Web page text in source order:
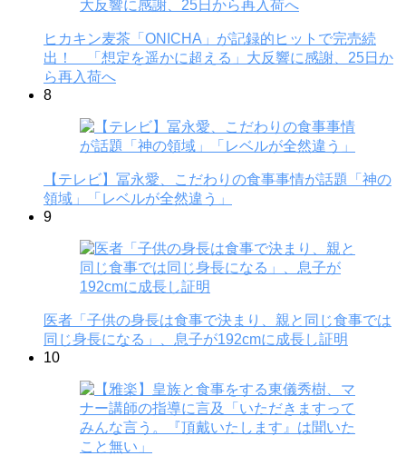
ヒカキン麦茶「ONICHA」が記録的ヒットで完売続
出！ 「想定を遥かに超える」大反響に感謝、25日か
ら再入荷へ
8
【テレビ】冨永愛、こだわりの食事事情が話題「神の
領域」「レベルが全然違う」
9
医者「子供の身長は食事で決まり、親と同じ食事では
同じ身長になる」、息子が192cmに成長し証明
10